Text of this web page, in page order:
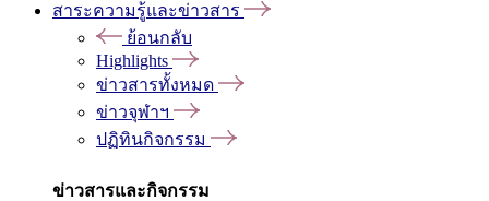
สาระความรู้และข่าวสาร
ย้อนกลับ
Highlights
ข่าวสารทั้งหมด
ข่าวจุฬาฯ
ปฏิทินกิจกรรม
ข่าวสารและกิจกรรม